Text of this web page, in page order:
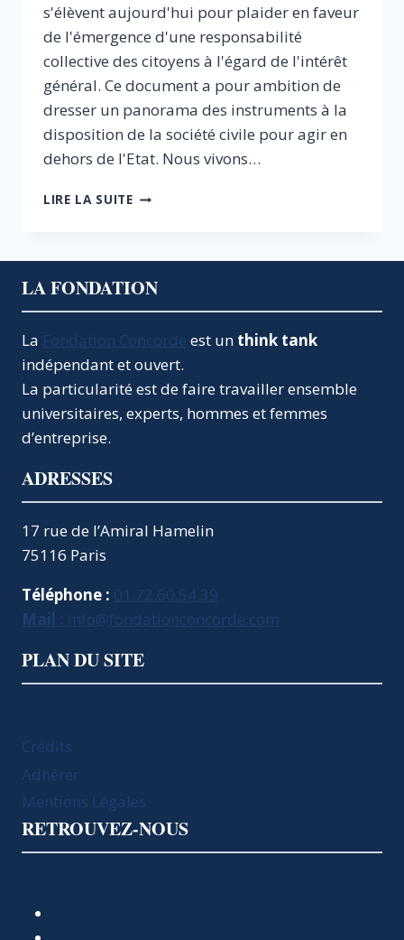
s'élèvent aujourd'hui pour plaider en faveur
de l'émergence d'une responsabilité
collective des citoyens à l'égard de l'intérêt
général. Ce document a pour ambition de
dresser un panorama des instruments à la
disposition de la société civile pour agir en
dehors de l'Etat. Nous vivons…
LIRE LA SUITEMOBILISER
LA FONDATION
La Fondation Concorde est un think tank
indépendant et ouvert.
La particularité est de faire travailler ensemble
universitaires, experts, hommes et femmes
d’entreprise.
ADRESSES
17 rue de l’Amiral Hamelin
75116 Paris
Téléphone : 01.72.60.54.39
Mail : info@fondationconcorde.com
PLAN DU SITE
Crédits
Adhérer
Mentions Légales
RETROUVEZ-NOUS